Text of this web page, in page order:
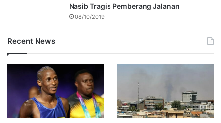
Nasib Tragis Pemberang Jalanan
08/10/2019
Recent News